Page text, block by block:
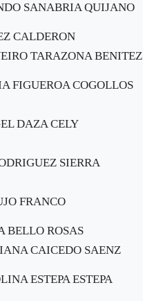
SANABRIA QUIJANO
CALDERON
TARAZONA BENITEZ
FIGUEROA COGOLLOS
DAZA CELY
SIERRA
FRANCO
BELLO ROSAS
CAICEDO SAENZ
ESTEPA ESTEPA